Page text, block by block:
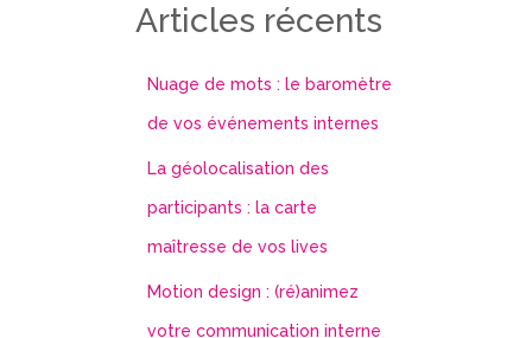
Articles récents
Nuage de mots : le baromètre
de vos événements internes
La géolocalisation des
participants : la carte
maîtresse de vos lives
Motion design : (ré)animez
votre communication interne